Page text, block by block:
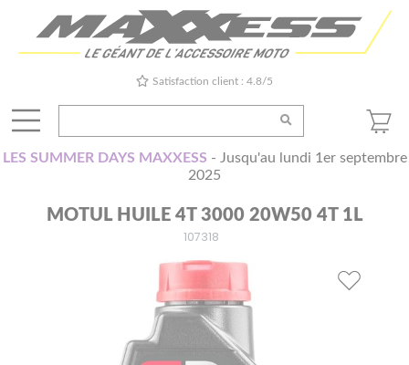
Satisfaction client : 4.8/5
LES SUMMER DAYS MAXXESS - Jusqu'au lundi 1er septembre
2025
MOTUL HUILE 4T 3000 20W50 4T 1L
107318